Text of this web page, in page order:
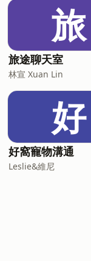
旅
旅途聊天室
林宣 Xuan Lin
好
好窩寵物溝通
Leslie&維尼